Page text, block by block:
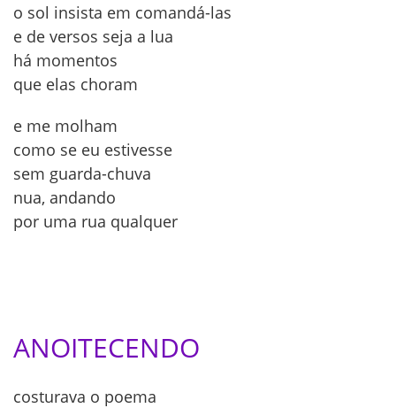
o sol insista em comandá-las
e de versos seja a lua
há momentos
que elas choram
e me molham
como se eu estivesse
sem guarda-chuva
nua, andando
por uma rua qualquer
ANOITECENDO
costurava o poema